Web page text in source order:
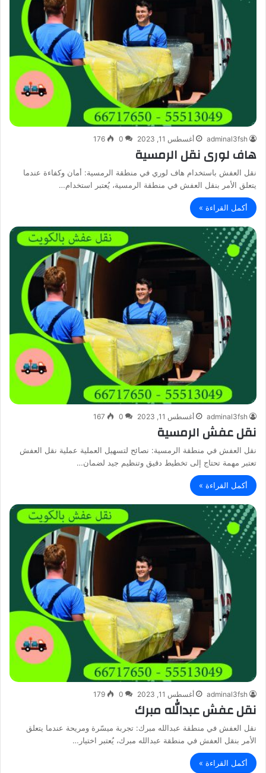
adminal3fsh أغسطس 11, 2023 0
176
هاف لورى نقل الرمسية
نقل العفش باستخدام هاف لوري في منطقة الرمسية: أمان وكفاءة عندما
يتعلق الأمر بنقل العفش في منطقة الرمسية، يُعتبر استخدام…
أكمل القراءة »
adminal3fsh أغسطس 11, 2023 0
167
نقل عفش الرمسية
نقل العفش في منطقة الرمسية: نصائح لتسهيل العملية عملية نقل العفش
تعتبر مهمة تحتاج إلى تخطيط دقيق وتنظيم جيد لضمان…
أكمل القراءة »
adminal3fsh أغسطس 11, 2023 0
179
نقل عفش عبدالله مبرك
نقل العفش في منطقة عبدالله مبرك: تجربة ميسّرة ومريحة عندما يتعلق
الأمر بنقل العفش في منطقة عبدالله مبرك، يُعتبر اختيار…
أكمل القراءة »